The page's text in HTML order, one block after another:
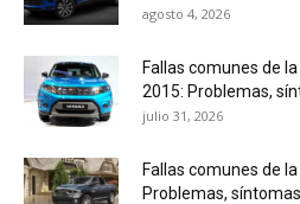
agosto 4, 2026
Fallas comunes de
2015: Problemas,
julio 31, 2026
Fallas comunes de
Problemas,